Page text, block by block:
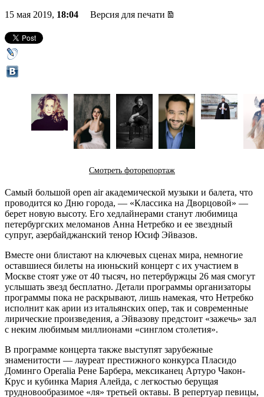
15 мая 2019, 18:04 Версия для печати
Смотреть фоторепортаж
Самый большой open air академической музыки и балета, что
проводится ко Дню города, — «Классика на Дворцовой» —
берет новую высоту. Его хедлайнерами станут любимица
петербургских меломанов Анна Нетребко и ее звездный
супруг, азербайджанский тенор Юсиф Эйвазов.
Вместе они блистают на ключевых сценах мира, немногие
оставшиеся билеты на июньский концерт с их участием в
Москве стоят уже от 40 тысяч, но петербуржцы 26 мая смогут
услышать звезд бесплатно. Детали программы организаторы
программы пока не раскрывают, лишь намекая, что Нетребко
исполнит как арии из итальянских опер, так и современные
лирические произведения, а Эйвазову предстоит «зажечь» зал
с неким любимым миллионами «синглом столетия».
В программе концерта также выступят зарубежные
знаменитости — лауреат престижного конкурса Пласидо
Доминго Operalia Рене Барбера, мексиканец Артуро Чакон-
Крус и кубинка Мария Алейда, с легкостью берущая
трудновообразимое «ля» третьей октавы. В репертуар певицы,